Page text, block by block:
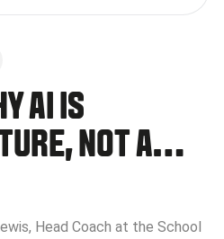
AI IS
NOT A
Head Coach at the School